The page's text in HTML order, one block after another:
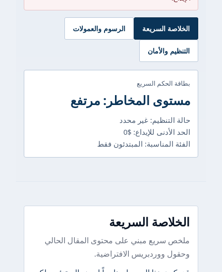
الخلاصة السريعة الرسوم والعمولات
التنظيم والأمان
بطاقة الحكم السريع
مستوى المخاطر: مرتفع
حالة التنظيم: غير محدد
الحد الأدنى للإيداع: $0
الفئة المناسبة: المبتدئون فقط
الخلاصة السريعة
ملخص سريع مبني على محتوى المقال الحالي
وحقول ووردبريس الافتراضية.